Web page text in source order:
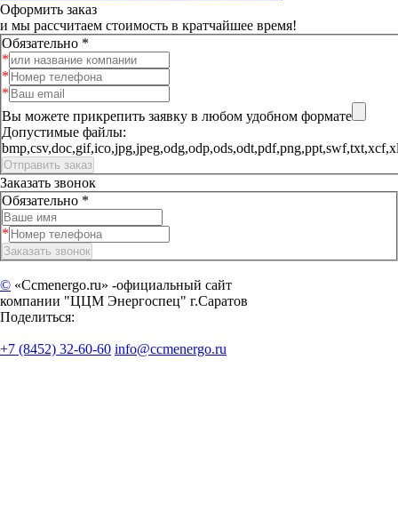
Оформить заказ
и мы рассчитаем стоимость в кратчайшее время!
Обязательно *
Вы можете прикрепить заявку в любом удобном формате
Допустимые файлы:
Заказать звонок
Обязательно *
© «Ccmenergo.ru» -официальный сайт
компании "ЦЦМ Энергоспец" г.Саратов
Поделиться:
+7 (8452) 32-60-60 info@ccmenergo.ru